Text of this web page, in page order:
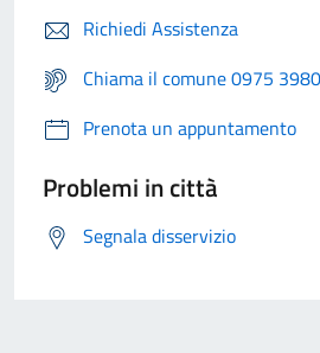
Richiedi Assistenza
Chiama il comune 0975
Prenota un appuntamento
Problemi in città
Segnala disservizio